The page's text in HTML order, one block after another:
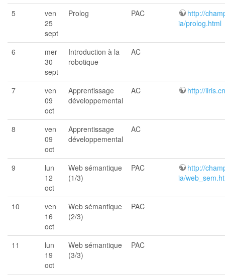
5
ven
25
sept
Prolog PAC
http://
ia/prolog.html
6
mer
30
sept
Introduction à la
robotique
AC
7
ven
09
oct
Apprentissage
développemental
AC http://
8
ven
09
oct
Apprentissage
développemental
AC
9
lun
12
oct
Web sémantique
(1/3)
PAC
http://
ia/
10
ven
16
oct
Web sémantique
(2/3)
PAC
11
lun
19
oct
Web sémantique
(3/3)
PAC